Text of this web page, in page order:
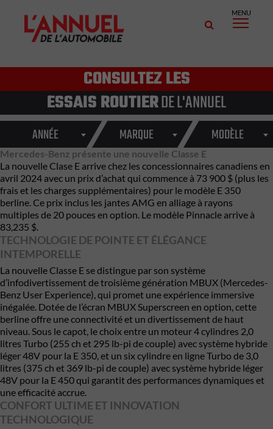
MENU
CONSULTEZ LES
ESSAIS ROUTIERDE L'ANNUEL
ANNÉE MARQUE MODÈLE
Mercedes-Benz présente une nouvelle Classe E
La nouvelle Clase E arrive chez les concessionnaires canadiens en
avril 2024 avec un prix d’achat qui commence à 73 900 $ (plus les
frais et les charges supplémentaires) pour le modèle E 350
berline. Ce prix inclus les jantes AMG en alliage à rayons
multiples de 20 pouces en option. Le modèle Pinnacle arrive à
83,235 $.
TECHNOLOGIE DE POINTE ET ÉLÉGANCE
INTEMPORELLE
La nouvelle Classe E se distingue par son système
d’infodivertissement de troisième génération MBUX (Mercedes-
Benz User Experience), qui promet une expérience immersive
inégalée. Dotée de l’écran MBUX Superscreen en option, cette
berline offre une connectivité et un divertissement de haut
niveau. Sous le capot, le choix entre un moteur 4 cylindres 2,0
litres Turbo (255 ch et 295 lb-pi de couple) avec système hybride
léger 48V pour la E 350, et un six cylindre en ligne Turbo de 3,0
litres (375 ch et 369 lb-pi de couple) avec système hybride léger
48V pour la E 450 qui garantit des performances dynamiques et
une efficacité accrue.
CONFORT ULTIME ET INNOVATION
TECHNOLOGIQUE